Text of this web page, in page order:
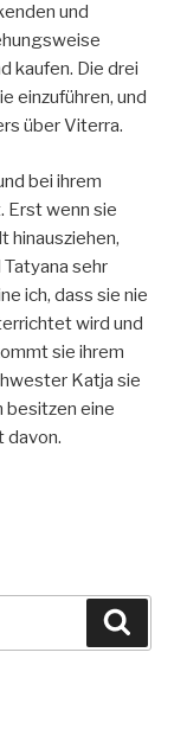
und
kaufen. Die drei
einzuführen, und
über Viterra.
bei ihrem
Erst wenn sie
hinausziehen,
sehr
ich, dass sie nie
wird und
sie ihrem
Katja sie
besitzen eine
davon.